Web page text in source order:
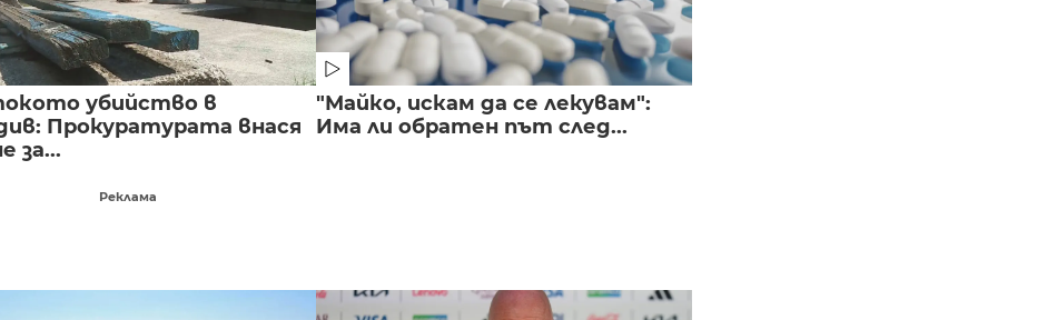
убийство в
Прокуратурата внася
за...
"Майко, искам да се лекувам":
Има ли обратен път след...
Реклама